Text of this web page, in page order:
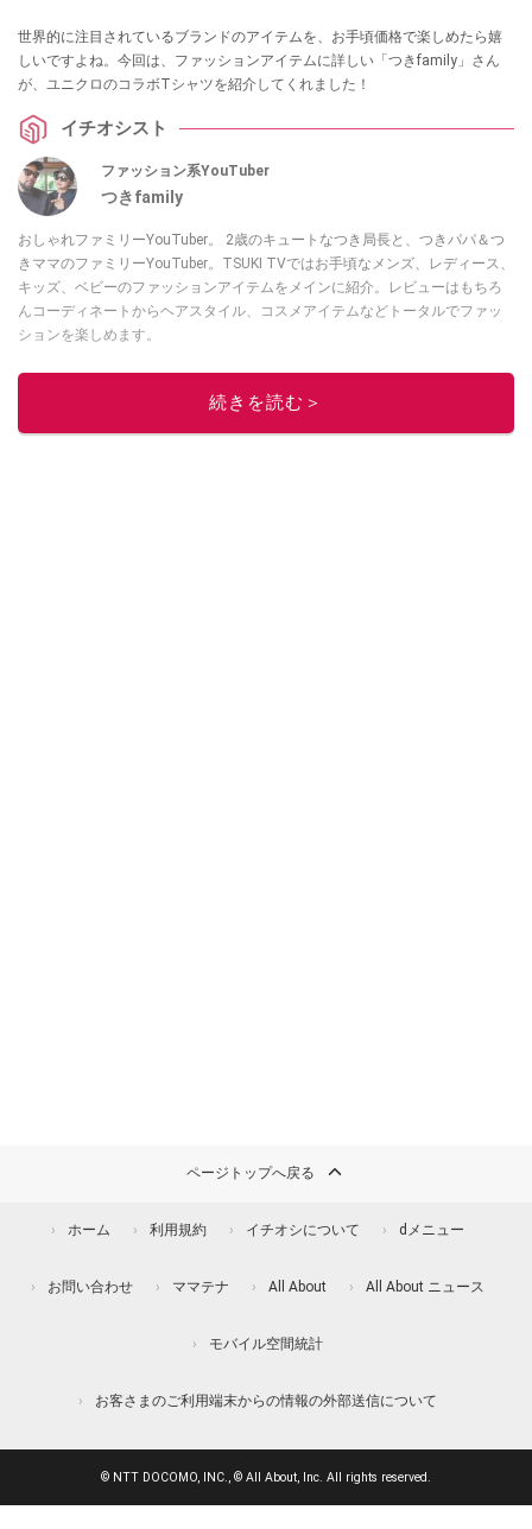
世界的に注目されているブランドのアイテムを、お手頃価格で楽しめたら嬉
しいですよね。今回は、ファッションアイテムに詳しい「つきfamily」さん
が、ユニクロのコラボTシャツを紹介してくれました！
イチオシスト
ファッション系YouTuber
つきfamily
おしゃれファミリーYouTuber。 2歳のキュートなつき局長と、つきパパ＆つ
きママのファミリーYouTuber。TSUKI TVではお手頃なメンズ、レディース、
キッズ、ベビーのファッションアイテムをメインに紹介。レビューはもちろ
んコーディネートからヘアスタイル、コスメアイテムなどトータルでファッ
ションを楽しめます。
このイチオシストの他の記事を読む
続きを読む＞
ページトップへ戻る
ホーム 利用規約 イチオシについて dメニュー
お問い合わせ ママテナ All About All About ニュース
モバイル空間統計
お客さまのご利用端末からの情報の外部送信について
© NTT DOCOMO, INC., © All About, Inc. All rights reserved.